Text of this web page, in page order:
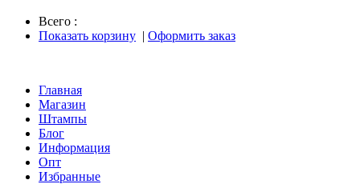
Всего :
Показать корзину | Оформить заказ
Главная
Магазин
Штампы
Блог
Информация
Опт
Избранные